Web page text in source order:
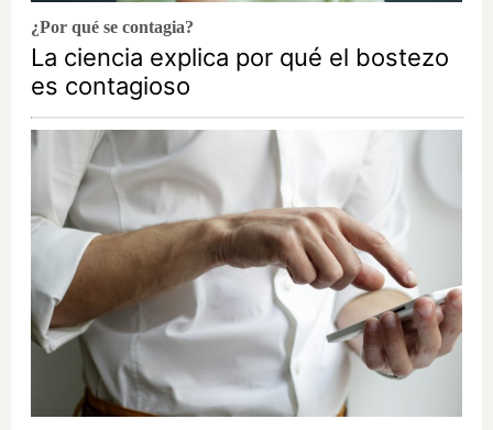
¿Por qué se contagia?
La ciencia explica por qué el bostezo
es contagioso